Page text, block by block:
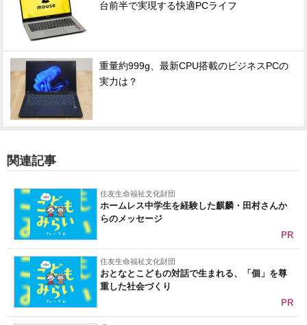
台前半で実現する快適PCライフ
重量約999g、最新CPU搭載のビジネスPCの
実力は？
関連記事
住友生命福祉文化財団
ホームレス中学生を経験した麒麟・田村さんか
らのメッセージ
PR
住友生命福祉文化財団
おとなとこどもの対話で生まれる、「個」を尊
重した社会づくり
PR